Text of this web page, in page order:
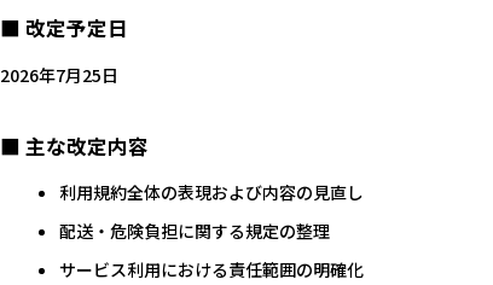
■ 改定予定日
2026年7月25日
■ 主な改定内容
利用規約全体の表現および内容の見直し
配送・危険負担に関する規定の整理
サービス利用における責任範囲の明確化